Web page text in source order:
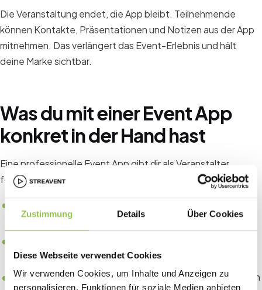
Zustimmung Details Über Cookies
Diese Webseite verwendet Cookies
Wir verwenden Cookies, um Inhalte und Anzeigen zu
personalisieren, Funktionen für soziale Medien anbieten
Die Veranstaltung endet, die App bleibt. Teilnehmende
können Kontakte, Präsentationen und Notizen aus der App
mitnehmen. Das verlängert das Event-Erlebnis und hält
deine Marke sichtbar.
Was du mit einer Event App
konkret in der Hand hast
Eine professionelle Event App gibt dir als Veranstalter
folgende Werkzeuge für stärkere Teilnehmerbindung:
persönlichem Zeitplan für jeden Teilnehmenden
unter Teilnehmenden
Live Q&Afür Vorträge und Panels, mit Upvoting-Funktion